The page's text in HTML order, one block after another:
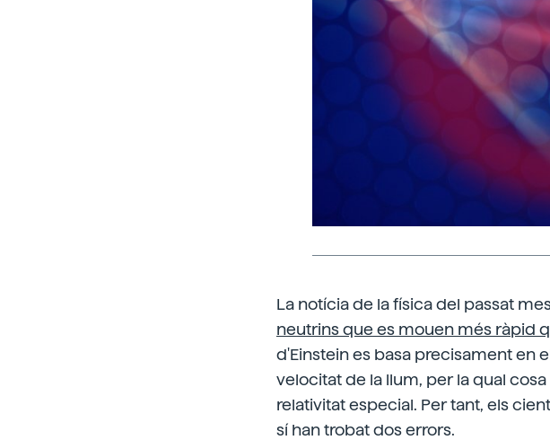
La notícia de la física del passat
neutrins que es mouen més ràpid
d'Einstein es basa precisament en
velocitat de la llum, per la qual
relativitat especial. Per tant, els
sí han trobat dos errors.